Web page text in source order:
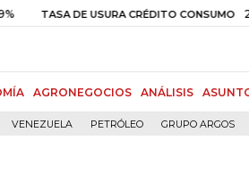
DE USURA CRÉDITO CONSUMO 29,66%
AGRONEGOCIOS ANÁLISIS
VENEZUELA PETRÓLEO GRUPO ARGOS